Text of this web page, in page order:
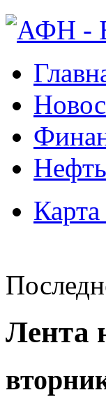
Нефть
Карта
Лента